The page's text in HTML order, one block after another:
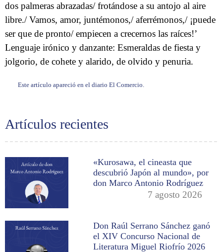
Artículos recientes
«Kurosawa, el cineasta que
descubrió Japón al mundo», por
don Marco Antonio Rodríguez
7 agosto 2026
Don Raúl Serrano Sánchez ganó
el XIV Concurso Nacional de
Literatura Miguel Riofrío 2026
dos palmeras abrazadas/ frotándose a su antojo al aire
libre./ Vamos, amor, juntémonos,/ aferrémonos,/ ¡puede
ser que de pronto/ empiecen a crecernos las raíces!’
Lenguaje irónico y danzante: Esmeraldas de fiesta y
jolgorio, de cohete y alarido, de olvido y penuria.
Este artículo apareció en el diario El Comercio.